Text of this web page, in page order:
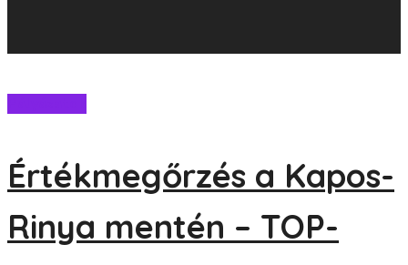
Értékmegőrzés a Kapos-
Rinya mentén – TOP-